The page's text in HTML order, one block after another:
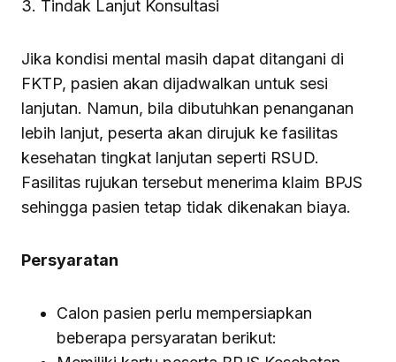
3. Tindak Lanjut Konsultasi
Jika kondisi mental masih dapat ditangani di
FKTP, pasien akan dijadwalkan untuk sesi
lanjutan. Namun, bila dibutuhkan penanganan
lebih lanjut, peserta akan dirujuk ke fasilitas
kesehatan tingkat lanjutan seperti RSUD.
Fasilitas rujukan tersebut menerima klaim BPJS
sehingga pasien tetap tidak dikenakan biaya.
Persyaratan
Calon pasien perlu mempersiapkan
beberapa persyaratan berikut: